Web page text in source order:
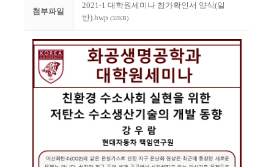
첨부파일
2021-1 대학원세미나 참가확인서 양식(일
반).hwp (32KB)